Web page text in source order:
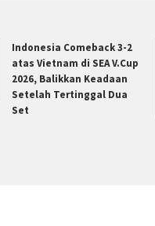
Indonesia Comeback 3-2
atas Vietnam di SEA V.Cup
2026, Balikkan Keadaan
Setelah Tertinggal Dua
Set